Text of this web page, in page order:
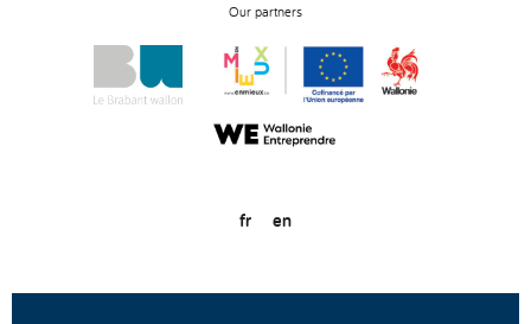
Our partners
fr en
© Copyright 2020